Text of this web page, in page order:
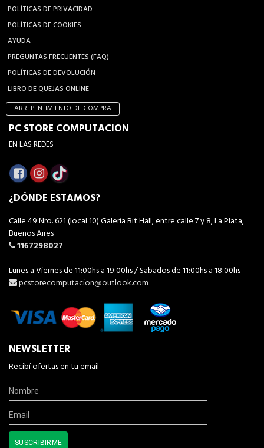
POLÍTICAS DE PRIVACIDAD
POLÍTICAS DE COOKIES
AYUDA
PREGUNTAS FRECUENTES (FAQ)
POLÍTICAS DE DEVOLUCIÓN
LIBRO DE QUEJAS ONLINE
ARREPENTIMIENTO DE COMPRA
PC STORE COMPUTACION
EN LAS REDES
¿DÓNDE ESTAMOS?
Calle 49 Nro. 621 (local 10) Galería Bit Hall, entre calle 7 y 8, La Plata,
Buenos Aires
1167298027
Lunes a Viernes de 11:00hs a 19:00hs / Sabados de 11:00hs a 18:00hs
pcstorecomputacion@outlook.com
NEWSLETTER
Recibí ofertas en tu email